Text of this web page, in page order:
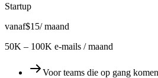
Startup
vanaf$15/ maand
50K – 100K e-mails / maand
Voor teams die op gang komen